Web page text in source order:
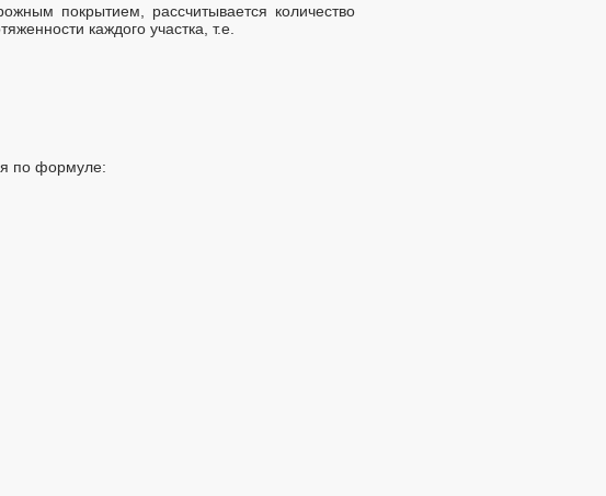
покрытием, рассчитывается количество
каждого участка, т.е.
по формуле: